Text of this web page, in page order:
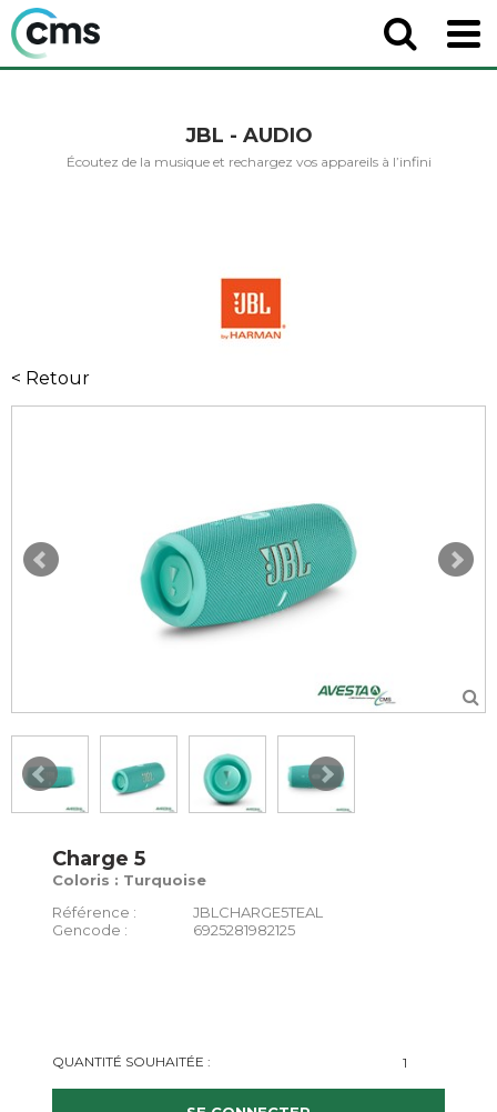
JBL - AUDIO
Écoutez de la musique et rechargez vos appareils à l’infini
< Retour
Charge 5
Coloris : Turquoise
Référence :
JBLCHARGE5TEAL
Gencode :
6925281982125
QUANTITÉ SOUHAITÉE :